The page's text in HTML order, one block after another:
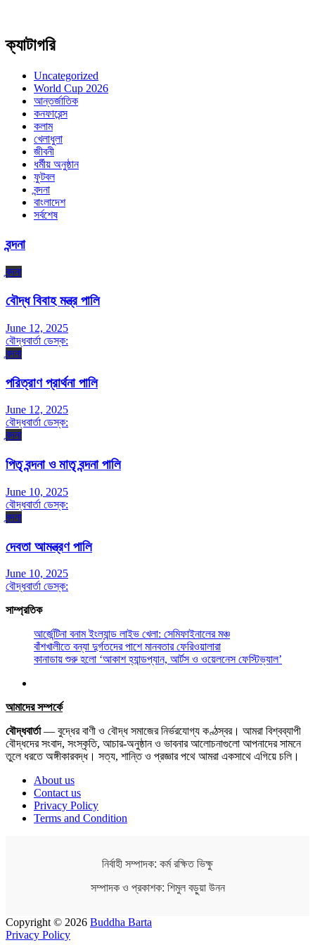
ক্যাটাগরি
Uncategorized
World Cup 2026
আন্তর্জাতিক
কনফারেন্স
কলাম
খেলাধুলা
জীবনী
ধর্মীয় অনুষ্ঠান
ফুটবল
বন্দনা
বাংলাদেশ
সর্বশেষ
বন্দনা
বন্দনা
বৌদ্ধ বিবাহ মন্ত্র পালি
June 12, 2025
বৌদ্ধবার্তা ডেস্ক:
বন্দনা
পরিত্রাণ প্রার্থনা পালি
June 12, 2025
বৌদ্ধবার্তা ডেস্ক:
বন্দনা
পিতৃ বন্দনা ও মাতৃ বন্দনা পালি
June 10, 2025
বৌদ্ধবার্তা ডেস্ক:
বন্দনা
দেবতা আমন্ত্রণ পালি
June 10, 2025
বৌদ্ধবার্তা ডেস্ক:
সাম্প্রতিক
আর্জেন্টিনা বনাম ইংল্যান্ড লাইভ খেলা: সেমিফাইনালের মঞ্চ
বাঁশখালীতে বন্যা দুর্গতদের পাশে মানবতার ফেরিওয়ালারা
কানাডায় শুরু হলো ‘আকাশ হ্যান্ডপ্যান, আর্টস ও ওয়েলনেস ফেস্টিভ্যাল’
আমাদের সম্পর্কে
বৌদ্ধবার্তা— বুদ্ধের বাণী ও বৌদ্ধ সমাজের নির্ভরযোগ্য কণ্ঠস্বর। আমরা বিশ্বব্যাপী
বৌদ্ধদের সংবাদ, সংস্কৃতি, আচার-অনুষ্ঠান ও ভাবনার আলোচনাগুলো আপনাদের সামনে
তুলে ধরতে অঙ্গীকারবদ্ধ। সত্য, শান্তি ও প্রজ্ঞার পথে আমরা একসাথে এগিয়ে চলি।
About us
Contact us
Privacy Policy
Terms and Condition
নির্বাহী সম্পাদক: কর্ম রক্ষিত ভিক্ষু
সম্পাদক ও প্রকাশক: শিমুল বড়ুয়া উনন
Copyright © 2026 Buddha Barta
Privacy Policy